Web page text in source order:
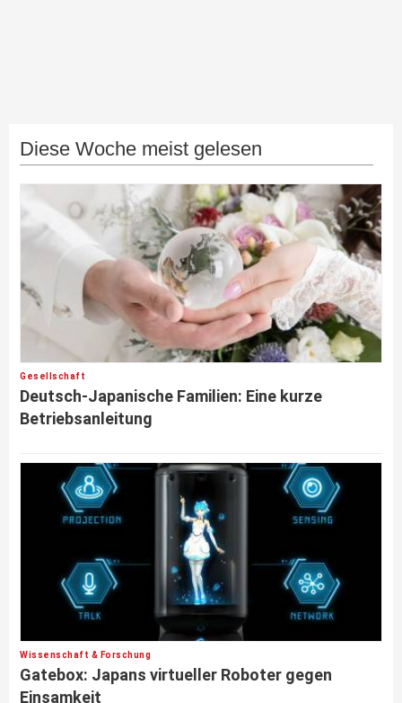
Diese Woche meist gelesen
Gesellschaft
Deutsch-Japanische Familien: Eine kurze
Betriebsanleitung
Wissenschaft & Forschung
Gatebox: Japans virtueller Roboter gegen
Einsamkeit